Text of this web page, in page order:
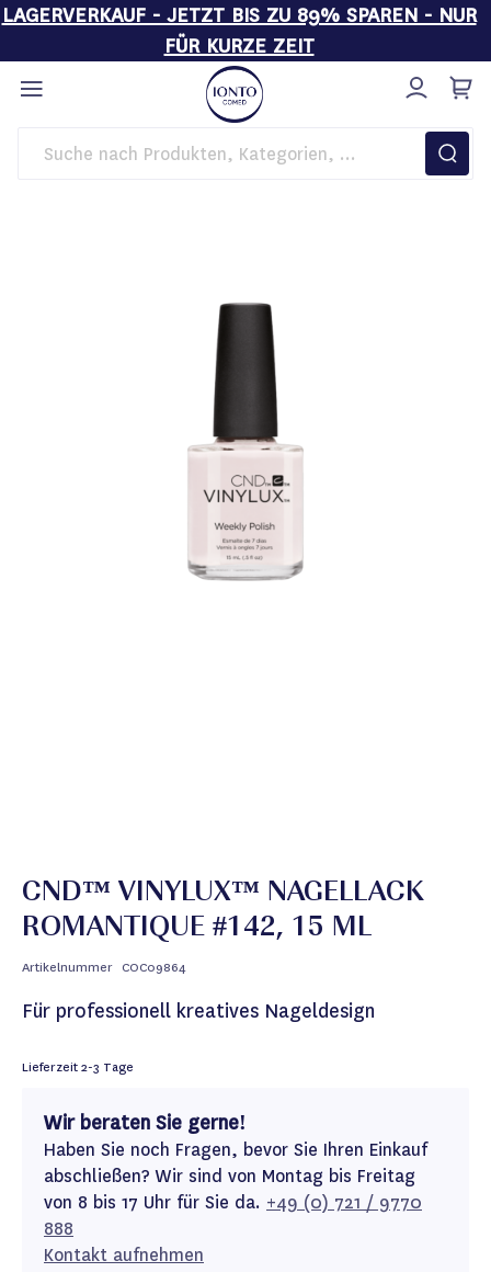
LAGERVERKAUF - JETZT BIS ZU 89% SPAREN - NUR
FÜR KURZE ZEIT
Direkt
zum
Inhalt
Startseite CND™ Vinylux™ Nagellack Romantique #142, 15 ml
CND™ VINYLUX™ NAGELLACK
ROMANTIQUE #142, 15 ML
Artikelnummer COC09864
Für professionell kreatives Nageldesign
Lieferzeit2-3 Tage
Wir beraten Sie gerne!
Haben Sie noch Fragen, bevor Sie Ihren Einkauf
abschließen? Wir sind von Montag bis Freitag
von 8 bis 17 Uhr für Sie da. +49 (0) 721 / 9770
888
Kontakt aufnehmen